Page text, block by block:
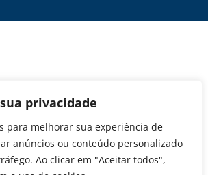
privacidade
para melhorar sua experiência de
anúncios ou conteúdo personalizado
Ao clicar em "Aceitar todos",